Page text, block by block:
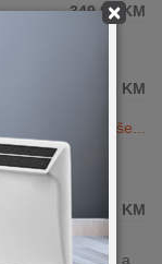
×
349,90KM
KM
Vidi više...
KM
isti dan, a